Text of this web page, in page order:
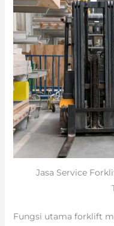
Jasa Service
Fungsi utama forklift